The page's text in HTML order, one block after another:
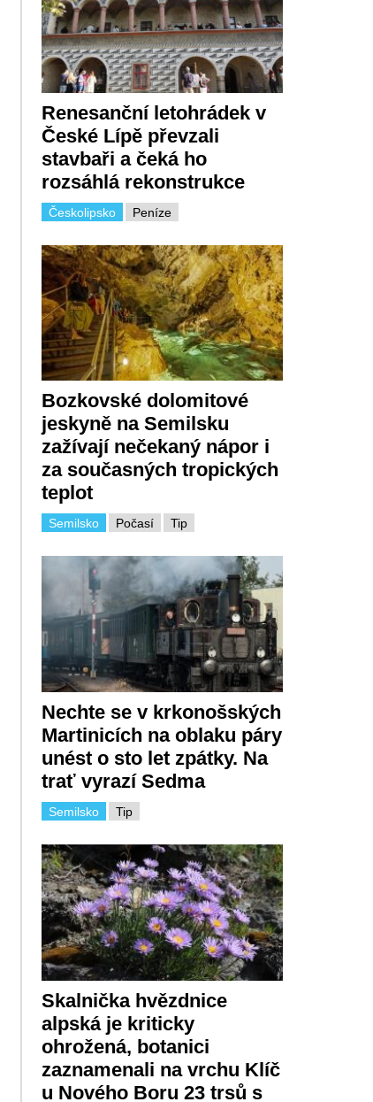
Renesanční letohrádek v
České Lípě převzali
stavbaři a čeká ho
rozsáhlá rekonstrukce
Českolipsko Peníze
Bozkovské dolomitové
jeskyně na Semilsku
zažívají nečekaný nápor i
za současných tropických
teplot
Počasí
Semilsko Tip
Nechte se v krkonošských
Martinicích na oblaku páry
unést o sto let zpátky. Na
trať vyrazí Sedma
Semilsko Tip
Skalnička hvězdnice
alpská je kriticky
ohrožená, botanici
zaznamenali na vrchu Klíč
u Nového Boru 23 trsů s